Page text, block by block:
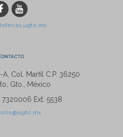
A, Col. Marfil C.P. 36250
Gto., México
7320006 Ext. 5538